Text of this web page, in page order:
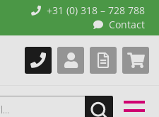
+31 (0) 318 – 728 788
Contact